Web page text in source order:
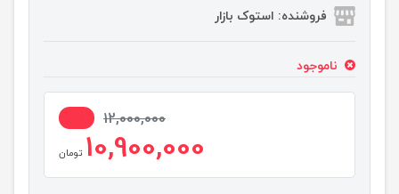
فروشنده: استوک بازار
ناموجود
12,000,000
10,900,000 تومان